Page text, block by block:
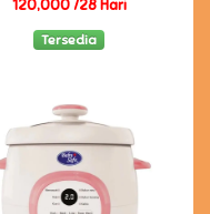
120,000 /28 Hari
Tersedia